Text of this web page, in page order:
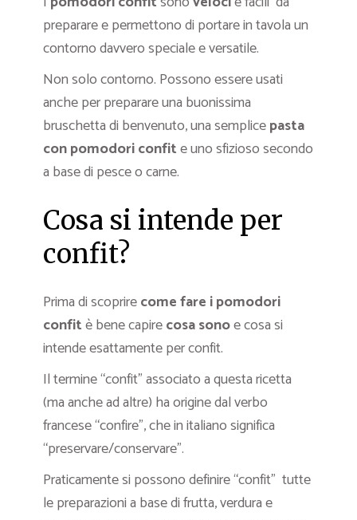
preparare e permettono di portare in tavola un
contorno davvero speciale e versatile.
Non solo contorno. Possono essere usati
anche per preparare una buonissima
bruschetta di benvenuto, una semplicepasta
con pomodori confite uno sfizioso secondo
a base di pesce o carne.
Cosa si intende per
confit?
Prima di scoprirecome fare i pomodori
confitè bene capirecosa sonoe cosa si
intende esattamente per confit.
Il termine “confit” associato a questa ricetta
(ma anche ad altre) ha origine dal verbo
francese “confire”, che in italiano significa
“preservare/conservare”.
Praticamente si possono definire “confit” tutte
le preparazioni a base di frutta, verdura e